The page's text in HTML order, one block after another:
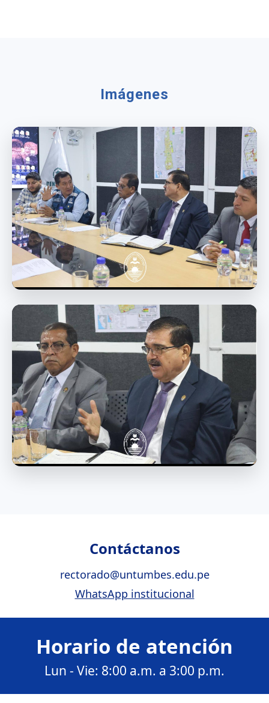
Imágenes
Contáctanos
rectorado@untumbes.edu.pe
WhatsApp institucional
Horario de atención
Lun - Vie: 8:00 a.m. a 3:00 p.m.